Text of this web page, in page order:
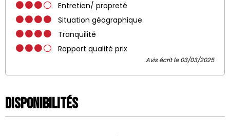
Entretien/ propreté
Situation géographique
Tranquilité
Rapport qualité prix
Avis écrit le 03/03/2025
Disponibilités